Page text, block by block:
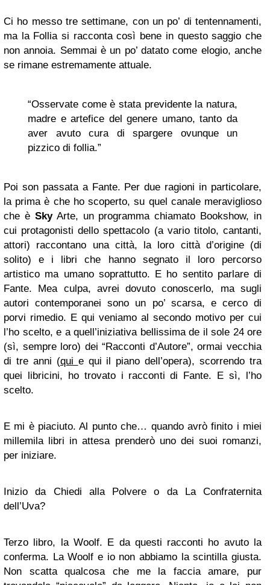
Ci ho messo tre settimane, con un po’ di tentennamenti,
ma la Follia si racconta così bene in questo saggio che
non annoia. Semmai è un po’ datato come elogio, anche
se rimane estremamente attuale.
“Osservate come è stata previdente la natura,
madre e artefice del genere umano, tanto da
aver avuto cura di spargere ovunque un
pizzico di follia.”
Poi son passata a Fante. Per due ragioni in particolare,
la prima è che ho scoperto, su quel canale meraviglioso
che è SkyArte, un programma chiamato Bookshow, in
cui protagonisti dello spettacolo (a vario titolo, cantanti,
attori) raccontano una città, la loro città d’origine (di
solito) e i libri che hanno segnato il loro percorso
artistico ma umano soprattutto. E ho sentito parlare di
Fante. Mea culpa, avrei dovuto conoscerlo, ma sugli
autori contemporanei sono un po’ scarsa, e cerco di
porvi rimedio. E qui veniamo al secondo motivo per cui
l’ho scelto, e a quell’iniziativa bellissima de il sole 24 ore
(sì, sempre loro) dei “Racconti d’Autore”, ormai vecchia
di tre anni (qui e qui il piano dell’opera), scorrendo tra
quei libricini, ho trovato i racconti di Fante. E sì, l’ho
scelto.
E mi è piaciuto. Al punto che… quando avrò finito i miei
millemila libri in attesa prenderò uno dei suoi romanzi,
per iniziare.
Inizio da Chiedi alla Polvere o da La Confraternita
dell’Uva?
Terzo libro, la Woolf. E da questi racconti ho avuto la
conferma. La Woolf e io non abbiamo la scintilla giusta.
Non scatta qualcosa che me la faccia amare, pur